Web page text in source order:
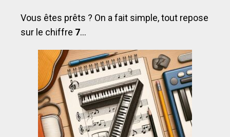
Vous êtes prêts ? On a fait simple, tout repose
sur le chiffre 7…